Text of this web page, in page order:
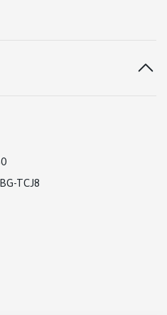
TCJ8